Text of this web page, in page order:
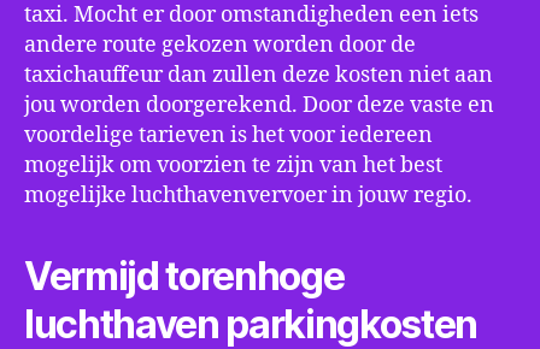
taxi. Mocht er door omstandigheden een iets
andere route gekozen worden door de
taxichauffeur dan zullen deze kosten niet aan
jou worden doorgerekend. Door deze vaste en
voordelige tarieven is het voor iedereen
mogelijk om voorzien te zijn van het best
mogelijke luchthavenvervoer in jouw regio.
Vermijd torenhoge
luchthaven parkingkosten